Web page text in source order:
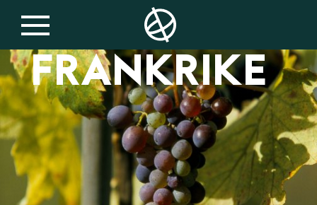
FRANKRIKE